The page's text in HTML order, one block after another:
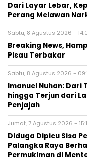
Dari Layar Lebar,
Perang Melawan
Sabtu, 8 Agustus 2026 -
Breaking News,
Pisau Terbakar
Sabtu, 8 Agustus 2026 -
Imanuel Nuhan: Dari
hingga Terjun dari
Penjajah
Jumat, 7 Agustus 2026 -
Diduga Dipicu Sisa
Palangka Raya
Permukiman di